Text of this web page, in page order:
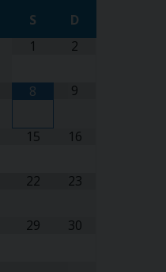
S
D
1
2
8 9
15 16
22 23
29 30